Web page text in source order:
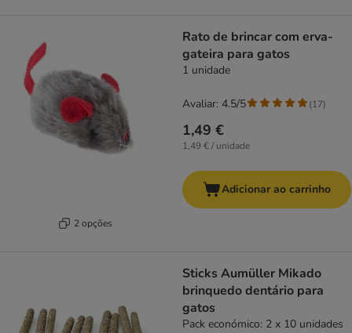
2 opções
Rato de brincar com erva-
gateira para gatos
1 unidade
1,49 €
1,49 € / unidade
Avaliar: 4.5/5 (17)
Adicionar ao carrinho
Sticks Aumüller Mikado
brinquedo dentário para
gatos
Pack económico: 2 x 10 unidades